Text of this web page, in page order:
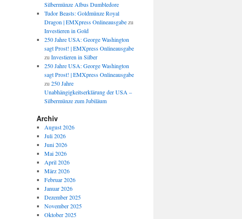
Silbermünze Albus Dumbledore
Tudor Beasts: Goldmünze Royal
Dragon | EMXpress Onlineausgabezu
Investieren in Gold
250 Jahre USA: George Washington
sagt Prost! | EMXpress Onlineausgabe
zu Investieren in Silber
250 Jahre USA: George Washington
sagt Prost! | EMXpress Onlineausgabe
zu 250 Jahre
Unabhängigkeitserklärung der USA –
Silbermünze zum Jubiläum
Archiv
August 2026
Juli 2026
Juni 2026
Mai 2026
April 2026
März 2026
Februar 2026
Januar 2026
Dezember 2025
November 2025
Oktober 2025